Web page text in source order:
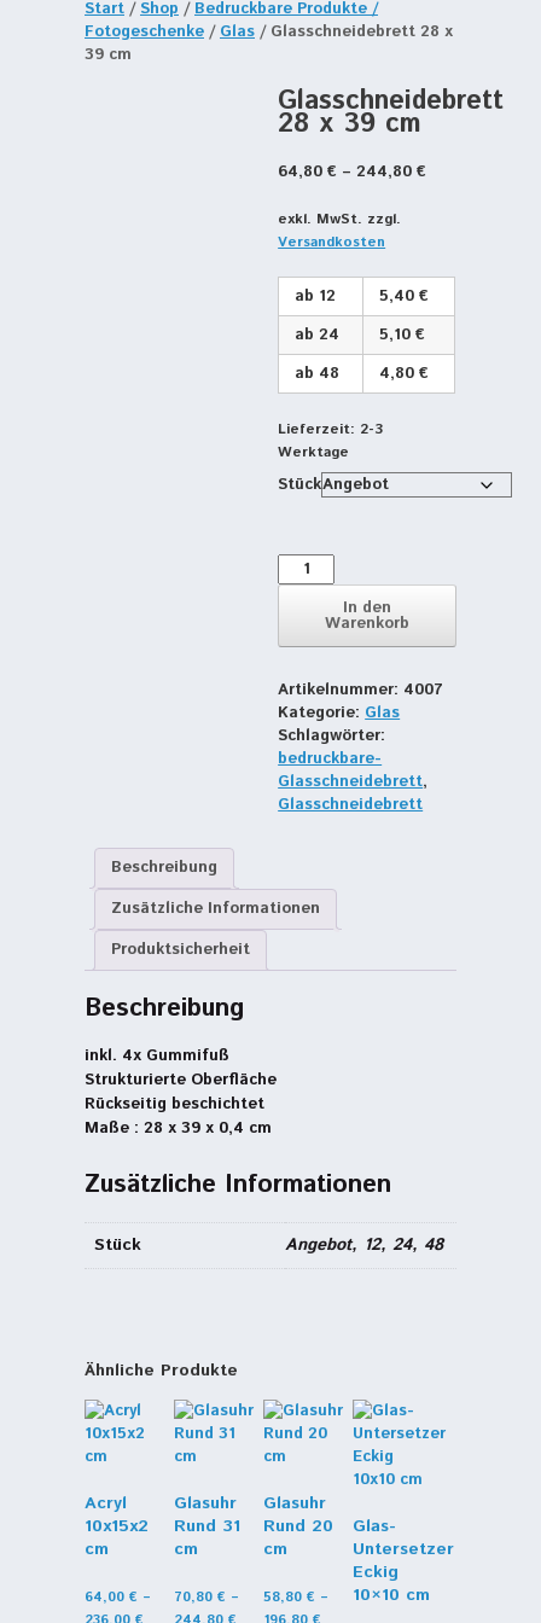
Start /Shop /Bedruckbare Produkte /
Fotogeschenke /Glas / Glasschneidebrett 28 x
39 cm
Glasschneidebrett
28 x 39 cm
64,80€ –244,80€
exkl. MwSt. zzgl.
Versandkosten
ab 12
5,40 €
ab 24
5,10 €
ab 48
4,80 €
Lieferzeit: 2-3
Werktage
Stück
Glasschneidebrett
28
cm
In den
Warenkorb
Artikelnummer: 4007
Kategorie: Glas
Schlagwörter:
bedruckbare-
Glasschneidebrett,
Glasschneidebrett
Beschreibung
Zusätzliche Informationen
Produktsicherheit
Beschreibung
inkl. 4x Gummifuß
Strukturierte Oberfläche
Rückseitig beschichtet
Maße : 28 x 39 x 0,4 cm
Zusätzliche Informationen
Stück Angebot, 12, 24, 48
Ähnliche Produkte
Acryl
10x15x2
cm
64,00 € –
Glasuhr
Rund 31
cm
70,80€ –
Glasuhr
Rund 20
cm
58,80€ –
Glas-
Untersetzer
Eckig
10×10 cm